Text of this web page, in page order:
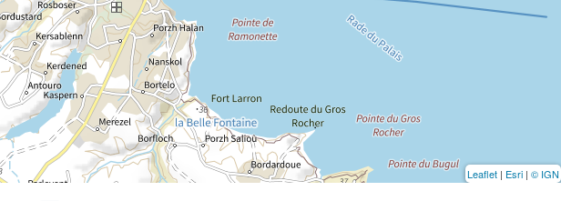
Leaflet | Esri | © IGN